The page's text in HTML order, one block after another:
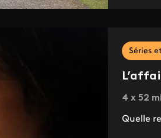
Séries
4 x 52
Quelle